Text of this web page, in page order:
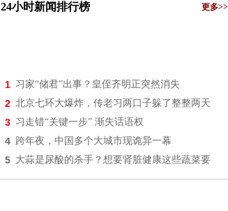
24小时新闻排行榜 更多>>
1 习家“储君”出事？皇侄齐明正突然消失
2 北京七环大爆炸，传老习两口子躲了整整两天
3 习走错“关键一步” 渐失话语权
4 跨年夜，中国多个大城市现诡异一幕
5 大蒜是尿酸的杀手？想要肾脏健康这些蔬菜要